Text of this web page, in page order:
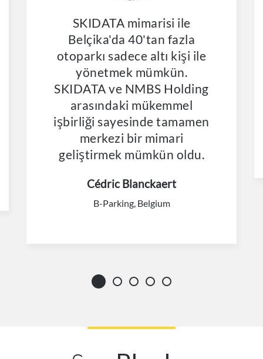
SKIDATA mimarisi ile
Belçika'da 40'tan fazla
otoparkı sadece altı kişi ile
yönetmek mümkün.
SKIDATA ve NMBS Holding
arasındaki mükemmel
işbirliği sayesinde tamamen
merkezi bir mimari
geliştirmek mümkün oldu.
Cédric Blanckaert
B-Parking, Belgium